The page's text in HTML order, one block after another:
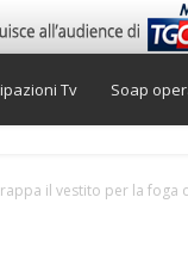
Tv Soap
il vestito per la foga